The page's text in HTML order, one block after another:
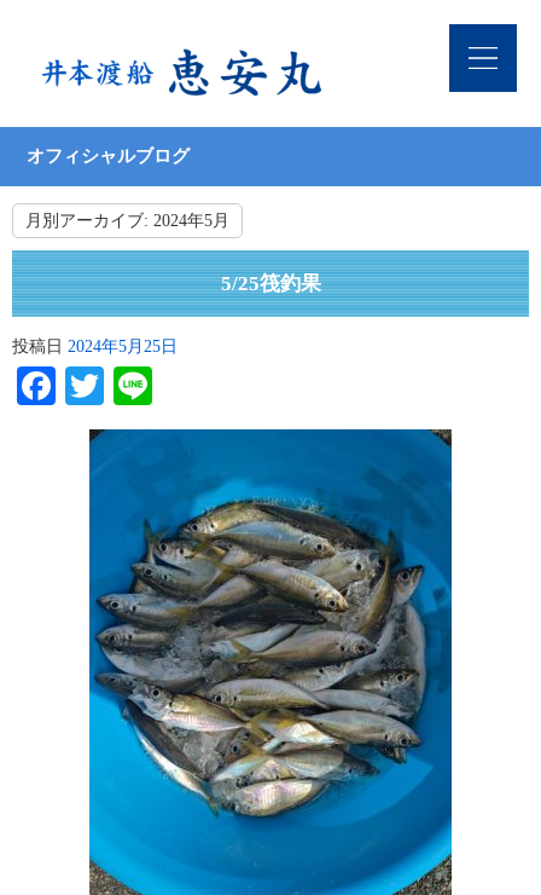
オフィシャルブログ
月別アーカイブ: 2024年5月
5/25筏釣果
投稿日 2024年5月25日
Facebook
Twitter